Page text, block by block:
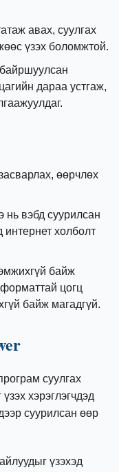
авах, суулгах
үзэх боломжтой.
дараа устгаж,
өөрчлөх
нь вэбд суурилсан
холболт
байж
цогц
байж магадгүй.
суулгах
хэрэглэгчдэд
суурилсан өөр
үзэхэд